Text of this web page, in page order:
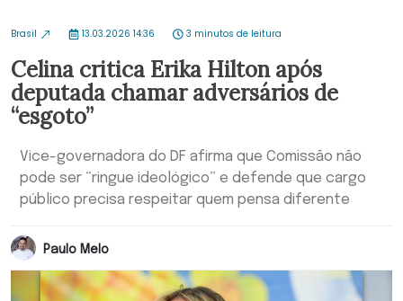
Brasil 13.03.2026 14:36 3 minutos de leitura
Celina critica Erika Hilton após
deputada chamar adversários de
“esgoto”
Vice-governadora do DF afirma que Comissão não
pode ser “ringue ideológico” e defende que cargo
público precisa respeitar quem pensa diferente
Paulo Melo